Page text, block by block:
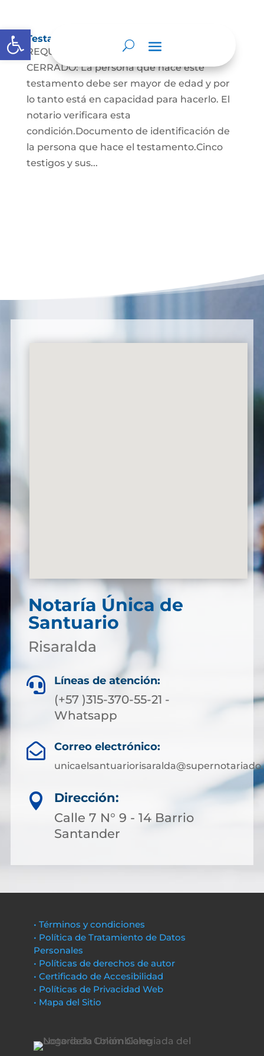
Abrir barra de herramientas
Testamento Cerrado
REQUISITOS PARA EL TESTAMENTO
CERRADO: La persona que hace este
testamento debe ser mayor de edad y por
lo tanto está en capacidad para hacerlo. El
notario verificara esta
condición.Documento de identificación de
la persona que hace el testamento.Cinco
testigos y sus...
Notaría Única de
Santuario
Risaralda
 Líneas de atención:
(+57 )315-370-55-21 -
Whatsapp
 Correo electrónico:

Dirección:
Calle 7 N° 9 - 14 Barrio
Santander
• Términos y condiciones
• Política de Tratamiento de Datos
Personales
• Políticas de derechos de autor
• Certificado de Accesibilidad
• Políticas de Privacidad Web
• Mapa del Sitio